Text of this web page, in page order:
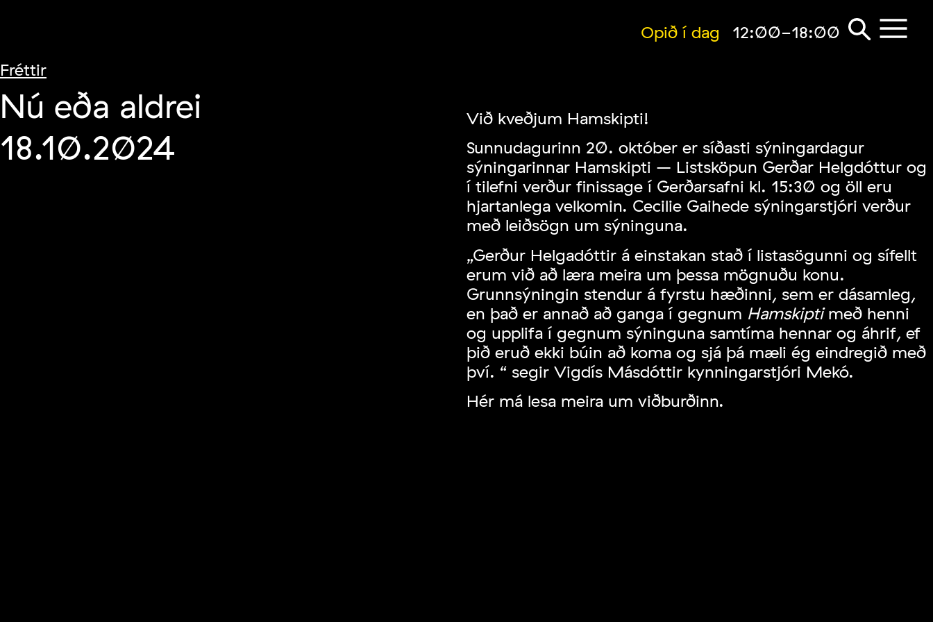
Opið í dag
12:00-18:00
Fréttir
Nú eða aldrei
18.10.2024
Við kveðjum Hamskipti!
Sunnudagurinn 20. október er síðasti sýningardagur
sýningarinnar Hamskipti – Listsköpun Gerðar Helgdóttur og
í tilefni verður finissage í Gerðarsafni kl. 15:30 og öll eru
hjartanlega velkomin. Cecilie Gaihede sýningarstjóri verður
með leiðsögn um sýninguna.
„Gerður Helgadóttir á einstakan stað í listasögunni og sífellt
erum við að læra meira um þessa mögnuðu konu.
Grunnsýningin stendur á fyrstu hæðinni, sem er dásamleg,
en það er annað að ganga í gegnum Hamskiptimeð henni
og upplifa í gegnum sýninguna samtíma hennar og áhrif, ef
þið eruð ekki búin að koma og sjá þá mæli ég eindregið með
því. “ segir Vigdís Másdóttir kynningarstjóri Mekó.
Hér má lesa meira um viðburðinn.